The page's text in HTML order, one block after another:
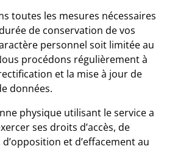
toutes les mesures nécessaires
de conservation de vos
personnel soit limitée au
procédons régulièrement à
et la mise à jour de
données.
physique utilisant le service a
ses droits d’accès, de
et d’effacement au